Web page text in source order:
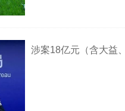
涉案18亿元（含大益